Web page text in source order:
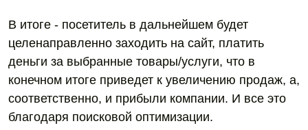
В итоге - посетитель в дальнейшем будет
целенаправленно заходить на сайт, платить
деньги за выбранные товары/услуги, что в
конечном итоге приведет к увеличению продаж, а,
соответственно, и прибыли компании. И все это
благодаря поисковой оптимизации.